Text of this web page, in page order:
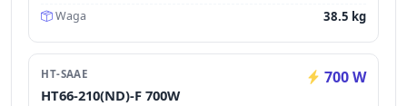
Waga 38.5 kg
HT-SAAE 700 W
HT66-210(ND)-F 700W